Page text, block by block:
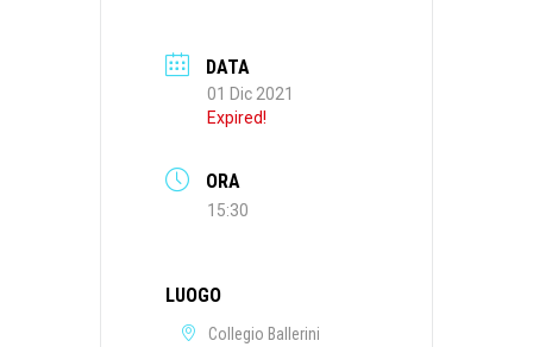
DATA
01 Dic 2021
Expired!
ORA
15:30
LUOGO
Collegio Ballerini